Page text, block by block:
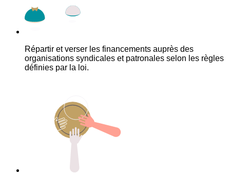
Répartir et verser les financements auprès des
organisations syndicales et patronales selon les règles
définies par la loi.